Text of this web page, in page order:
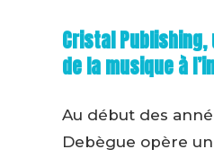
Cristal
de la musique à
Au début des
Debègue opère